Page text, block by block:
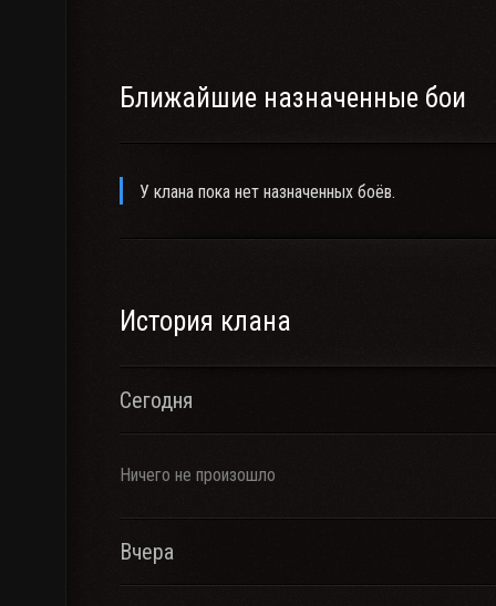
Ближайшие назначенные бои
У клана пока нет назначенных боёв.
История клана
Сегодня
Ничего не произошло
Вчера